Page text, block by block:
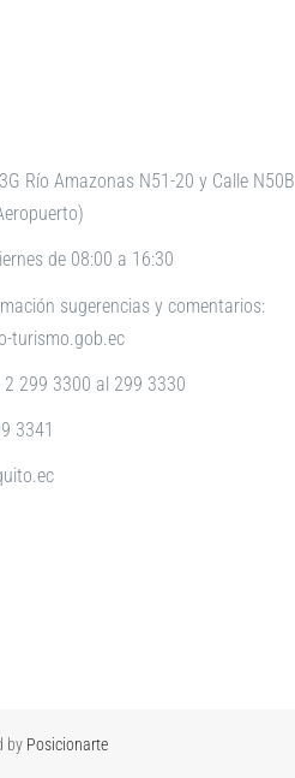
Río Amazonas N51-20 y Calle N50B
de 08:00 a 16:30
sugerencias y comentarios:
turismo.gob.ec
2 299 3300 al 299 3330
3341
by Posicionarte